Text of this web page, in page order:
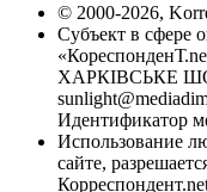
© 2000-2026,
Субъект в сфере
ХАРКІВСЬКЕ
Идентификатор
Использование
сайте,